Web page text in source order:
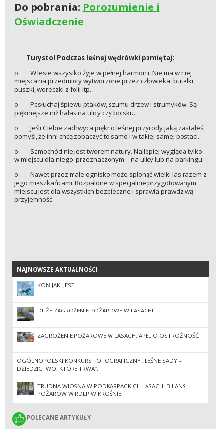
Do pobrania: Porozumienie i
Oświadczenie
Turysto! Podczas leśnej wędrówki pamiętaj:
o W lesie wszystko żyje w pełnej harmonii. Nie ma w niej
miejsca na przedmioty wytworzone przez człowieka: butelki,
puszki, woreczki z folii itp.
o Posłuchaj śpiewu ptaków, szumu drzew i strumyków. Są
piękniejsze niż hałas na ulicy czy boisku.
o Jeśli Ciebie zachwyca piękno leśnej przyrody jaką zastałeś,
pomyśl, że inni chcą zobaczyć to samo i w takiej samej postaci.
o Samochód nie jest tworem natury. Najlepiej wygląda tylko
w miejscu dla niego przeznaczonym – na ulicy lub na parkingu.
o Nawet przez małe ognisko może spłonąć wielki las razem z
jego mieszkańcami. Rozpalone w specjalnie przygotowanym
miejscu jest dla wszystkich bezpieczne i sprawia prawdziwą
przyjemność.
NAJNOWSZE AKTUALNOŚCI
NAJNOWSZE AKTUALNOŚCI
KOŃ JAKI JEST…
DUŻE ZAGROŻENIE POŻAROWE W LASACH!
ZAGROŻENIE POŻAROWE W LASACH. APEL O OSTROŻNOŚĆ
OGÓLNOPOLSKI KONKURS FOTOGRAFICZNY „LEŚNE SADY –
DZIEDZICTWO, KTÓRE TRWA”.
TRUDNA WIOSNA W PODKARPACKICH LASACH. BILANS
POŻARÓW W RDLP W KROŚNIE
POLECANE ARTYKUŁY
POLECANE ARTYKUŁY